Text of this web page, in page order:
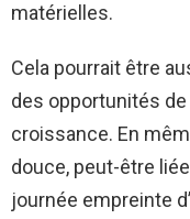
matérielles.
Cela pourrait être
des opportunités
croissance. En
douce, peut-être
journée empreinte